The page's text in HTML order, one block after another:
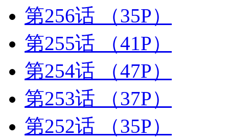
第256话
（35P）
第255话
（41P）
第254话
（47P）
第253话
（37P）
第252话
（35P）